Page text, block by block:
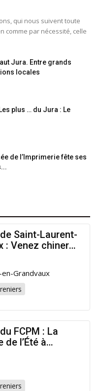
qui nous suivent toute
comme par nécessité, celle
Jura. Entre grands
locales
plus … du Jura : Le
de l’Imprimerie fête ses
Saint-Laurent-
: Venez chiner
cause !
Grandvaux
FCPM : La
l’Été à